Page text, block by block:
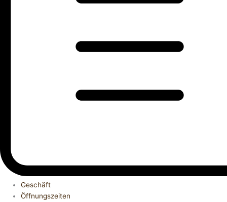
Geschäft
Öffnungszeiten